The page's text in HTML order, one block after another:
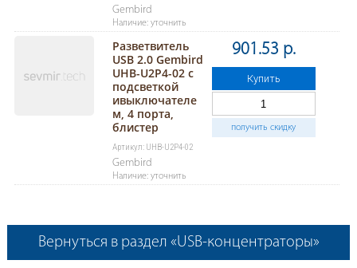
Gembird
Наличие: уточнить
Разветвитель
USB 2.0 Gembird
UHB-U2P4-02 с
подсветкой
ивыключателе
м, 4 порта,
блистер
Артикул: UHB-U2P4-02
Gembird
Наличие: уточнить
901.53 р.
Купить
получить скидку
Вернуться в раздел «USB-концентраторы»